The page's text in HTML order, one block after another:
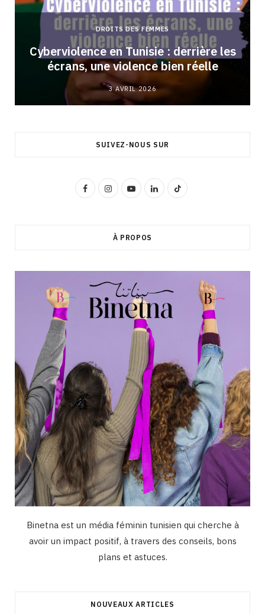
DROITS DES FEMMES
Cyberviolence en Tunisie : derrière les
écrans, une violence bien réelle
3 AVRIL 2026
SUIVEZ-NOUS SUR
F
o
I
g
Y
b
e
L
I
T
À PROPOS
Binetna est un média féminin tunisien qui cherche à
avoir un impact positif, à travers des conseils, bons
plans et astuces.
NOUVEAUX ARTICLES